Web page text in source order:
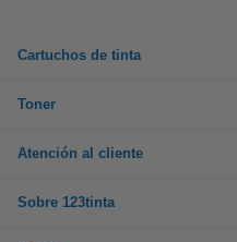
Cartuchos de tinta
Toner
Atención al cliente
Sobre 123tinta